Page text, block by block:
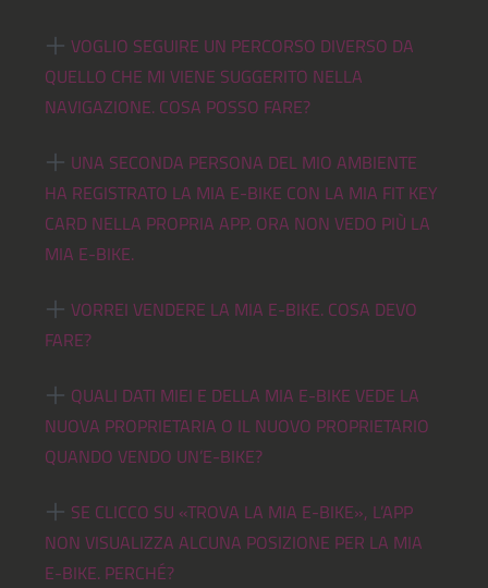
VOGLIO SEGUIRE UN PERCORSO DIVERSO DA
QUELLO CHE MI VIENE SUGGERITO NELLA
NAVIGAZIONE. COSA POSSO FARE?
UNA SECONDA PERSONA DEL MIO AMBIENTE
HA REGISTRATO LA MIA E-BIKE CON LA MIA FIT KEY
CARD NELLA PROPRIA APP. ORA NON VEDO PIÙ LA
MIA E-BIKE.
VORREI VENDERE LA MIA E-BIKE. COSA DEVO
FARE?
QUALI DATI MIEI E DELLA MIA E-BIKE VEDE LA
NUOVA PROPRIETARIA O IL NUOVO PROPRIETARIO
QUANDO VENDO UN’E-BIKE?
SE CLICCO SU «TROVA LA MIA E-BIKE», L’APP
NON VISUALIZZA ALCUNA POSIZIONE PER LA MIA
E-BIKE. PERCHÉ?